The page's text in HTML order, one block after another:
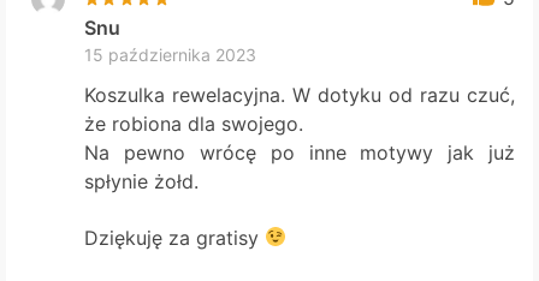
Snu
15 października 2023
Koszulka rewelacyjna. W dotyku od razu czuć,
że robiona dla swojego.
Na pewno wrócę po inne motywy jak już
spłynie żołd.
Dziękuję za gratisy